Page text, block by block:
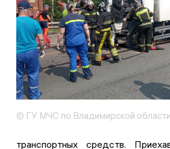
© ГУ МЧС по Владимирской области
транспортных средств.